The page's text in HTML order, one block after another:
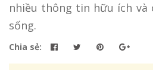
nhiều thông tin hữu ích
sống.
Chia sẻ: